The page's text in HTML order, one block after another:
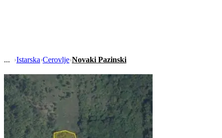
›Istarska›Cerovlje›Novaki Pazinski